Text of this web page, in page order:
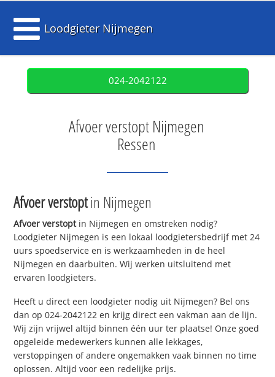
Loodgieter Nijmegen
024-2042122
Afvoer verstopt Nijmegen
Ressen
Afvoer verstoptin Nijmegen
Afvoer verstoptin Nijmegen en omstreken nodig?
Loodgieter Nijmegen is een lokaal loodgietersbedrijf met 24
uurs spoedservice en is werkzaamheden in de heel
Nijmegen en daarbuiten. Wij werken uitsluitend met
ervaren loodgieters.
Heeft u direct een loodgieter nodig uit Nijmegen? Bel ons
dan op 024-2042122 en krijg direct een vakman aan de lijn.
Wij zijn vrijwel altijd binnen één uur ter plaatse! Onze goed
opgeleide medewerkers kunnen alle lekkages,
verstoppingen of andere ongemakken vaak binnen no time
oplossen. Altijd voor een redelijke prijs.